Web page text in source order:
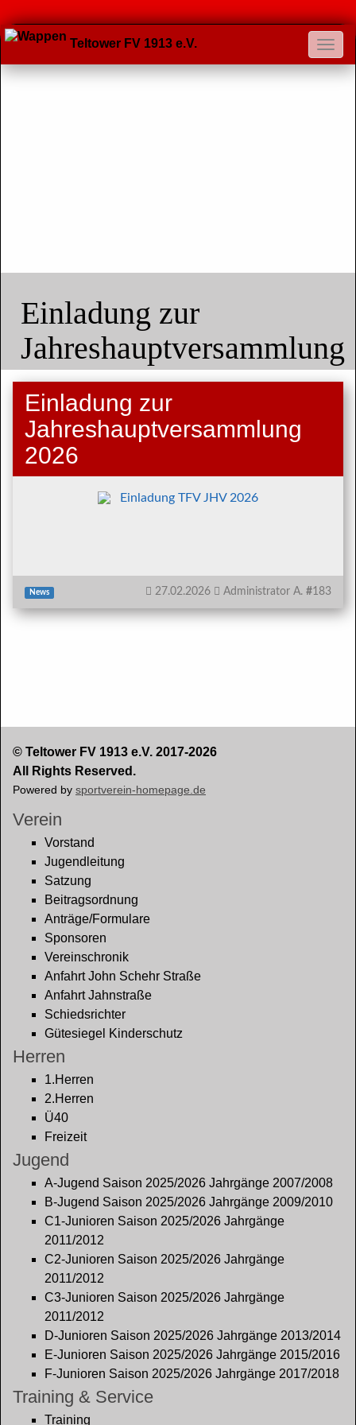
Teltower FV 1913 e.V.
Einladung zur
Jahreshauptversammlung
Einladung zur
Jahreshauptversammlung
2026
Einladung TFV JHV 2026
News 27.02.2026 Administrator A. #183
© Teltower FV 1913 e.V. 2017-2026
All Rights Reserved.
Powered by sportverein-homepage.de
Verein
Vorstand
Jugendleitung
Satzung
Beitragsordnung
Anträge/Formulare
Sponsoren
Vereinschronik
Anfahrt John Schehr Straße
Anfahrt Jahnstraße
Schiedsrichter
Gütesiegel Kinderschutz
Herren
1.Herren
2.Herren
Ü40
Freizeit
Jugend
A-Jugend Saison 2025/2026 Jahrgänge 2007/2008
B-Jugend Saison 2025/2026 Jahrgänge 2009/2010
C1-Junioren Saison 2025/2026 Jahrgänge
2011/2012
C2-Junioren Saison 2025/2026 Jahrgänge
2011/2012
C3-Junioren Saison 2025/2026 Jahrgänge
2011/2012
D-Junioren Saison 2025/2026 Jahrgänge 2013/2014
E-Junioren Saison 2025/2026 Jahrgänge 2015/2016
F-Junioren Saison 2025/2026 Jahrgänge 2017/2018
Training & Service
Training